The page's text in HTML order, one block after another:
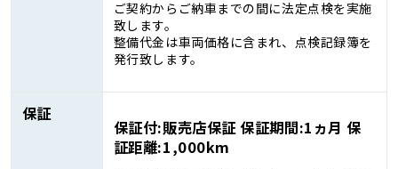
ご契約からご納車までの間に法定点検を実施
致します。
整備代金は車両価格に含まれ、点検記録簿を
発行致します。
保証
保証付:販売店保証 保証期間:1ヵ月 保
証距離:1,000km